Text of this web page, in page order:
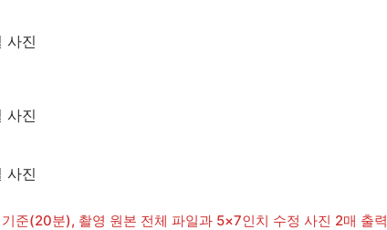
사진
사진
사진
기준(20분), 촬영 원본 전체 파일과 5×7인치 수정 사진 2매 출력